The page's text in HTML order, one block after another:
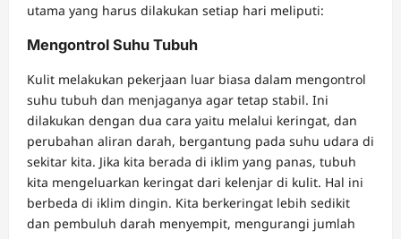
utama yang harus dilakukan setiap hari meliputi:
Mengontrol Suhu Tubuh
Kulit melakukan pekerjaan luar biasa dalam mengontrol
suhu tubuh dan menjaganya agar tetap stabil. Ini
dilakukan dengan dua cara yaitu melalui keringat, dan
perubahan aliran darah, bergantung pada suhu udara di
sekitar kita. Jika kita berada di iklim yang panas, tubuh
kita mengeluarkan keringat dari kelenjar di kulit. Hal ini
berbeda di iklim dingin. Kita berkeringat lebih sedikit
dan pembuluh darah menyempit, mengurangi jumlah